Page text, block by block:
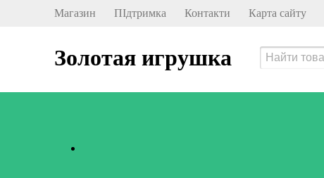
Магазин ПІдтримка Контакти Карта сайту
Золотая игрушка